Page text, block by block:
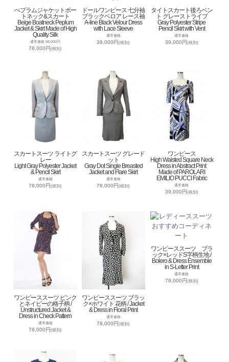
ぺプラムジャケットボー
トネック&スカート
Beige Boatneck Peplum
Jacket & Skirt Made of High
Quality Silk
通常価格 98,000円
78,000円(税別)
ドールワンピース 七分袖
ブラックベロア レース袖
A-line Black Velour Dress
with Lace Sleeve
通常価格
39,000円(税別)
タイトスカート後ろベン
ト グレーストライプ
Gray Polyester Stripe
Pencil Skirt with Vent
通常価格
39,000円(税別)
スカートスーツ ライトグ
レー
Light Gray Polyester Jacket
& Pencil Skirt
通常価格
78,000円(税別)
スカートスーツ グレード
ット
Gray Dot Single Breasted
Jacket and Flare Skirt
通常価格
78,000円(税別)
ワンピース
High Waisted Square Neck
Dress in Abstract Print
Made of PAROLARI
EMILIO PUCCI Fabric
通常価格
39,000円(税別)
ワンピーススーツ ピンク
とネイビーの格子柄 /
Unstructured Jacket &
Dress in Check Pattern
通常価格
78,000円(税別)
ワンピーススーツ ブラッ
ク×ホワイト 花柄 / Jacket
& Dress in Floral Print
通常価格
78,000円(税別)
ワンピーススーツ ブラ
ック×レッドS字柄生地 /
Bolero & Dress Ensemble
in S-Letter Print
通常価格
78,000円(税別)